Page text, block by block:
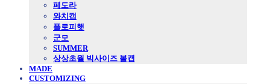
페도라
와치캡
플로피햇
군모
SUMMER
상상초월 빅사이즈 볼캡
MADE
CUSTOMIZING